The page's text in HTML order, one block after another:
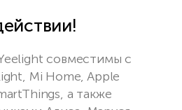
совместимы с
Mi Home, Apple
а также